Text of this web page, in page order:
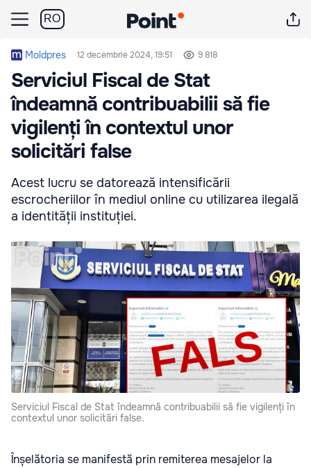
RO
Moldpres 12 decembrie 2024, 19:51 9 818
Serviciul Fiscal de Stat
îndeamnă contribuabilii să fie
vigilenți în contextul unor
solicitări false
Acest lucru se datorează intensificării
escrocheriilor în mediul online cu utilizarea ilegală
a identității instituției.
Serviciul Fiscal de Stat îndeamnă contribuabilii să fie vigilenți în
contextul unor solicitări false.
Înșelătoria se manifestă prin remiterea mesajelor la